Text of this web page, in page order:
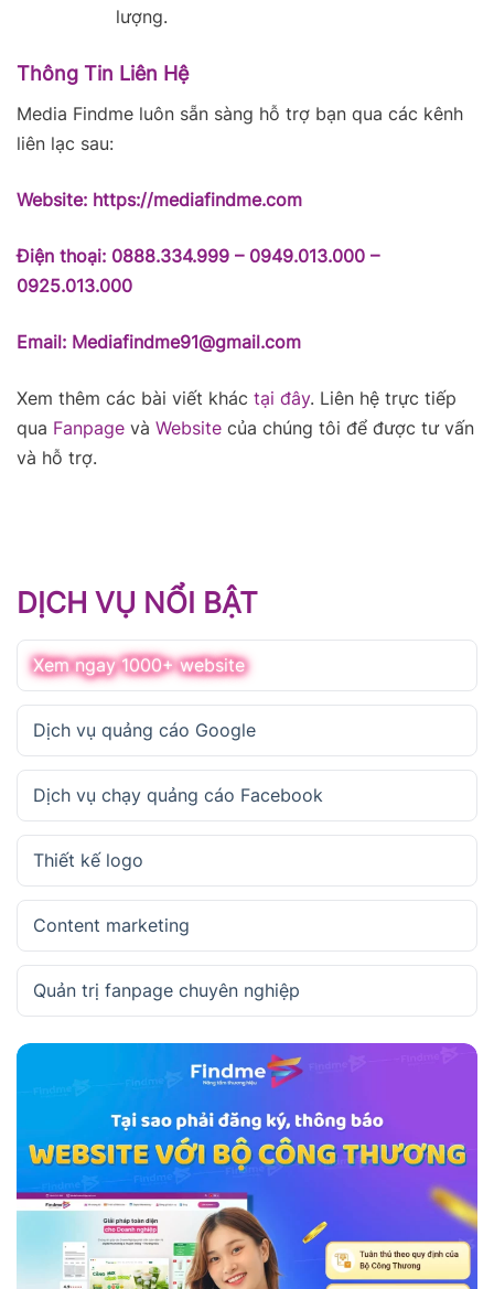
lượng.
Thông Tin Liên Hệ
Media Findme luôn sẵn sàng hỗ trợ bạn qua các kênh
liên lạc sau:
Website: https://mediafindme.com
Điện thoại: 0888.334.999 – 0949.013.000 –
0925.013.000
Email: Mediafindme91@gmail.com
Xem thêm các bài viết khác tại đây. Liên hệ trực tiếp
qua Fanpage và Website của chúng tôi để được tư vấn
và hỗ trợ.
DỊCH VỤ NỔI BẬT
Xem ngay 1000+ website
Dịch vụ quảng cáo Google
Dịch vụ chạy quảng cáo Facebook
Thiết kế logo
Content marketing
Quản trị fanpage chuyên nghiệp